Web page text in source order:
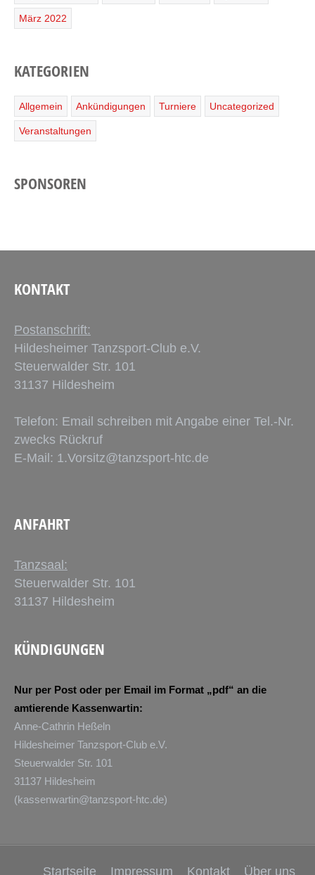
März 2022
KATEGORIEN
Allgemein Ankündigungen Turniere Uncategorized
Veranstaltungen
SPONSOREN
KONTAKT
Postanschrift:
Hildesheimer Tanzsport-Club e.V.
Steuerwalder Str. 101
31137 Hildesheim
Telefon: Email schreiben mit Angabe einer Tel.-Nr.
zwecks Rückruf
E-Mail: 1.Vorsitz@tanzsport-htc.de
ANFAHRT
Tanzsaal:
Steuerwalder Str. 101
31137 Hildesheim
KÜNDIGUNGEN
Nur per Post oder per Email im Format „pdf“ an die
amtierende Kassenwartin:
Anne-Cathrin Heßeln
Hildesheimer Tanzsport-Club e.V.
Steuerwalder Str. 101
31137 Hildesheim
(kassenwartin@tanzsport-htc.de)
Startseite Impressum Kontakt Über uns